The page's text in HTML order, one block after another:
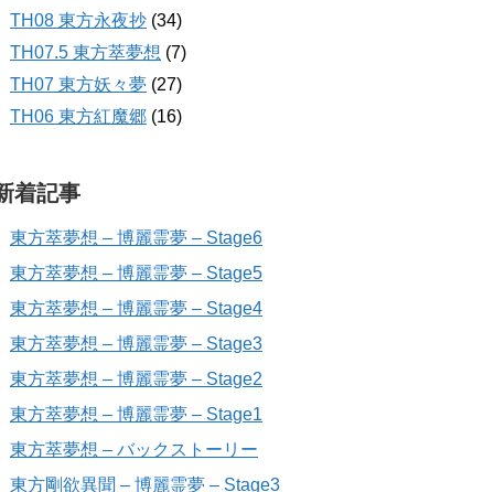
TH08 東方永夜抄 (34)
TH07.5 東方萃夢想 (7)
TH07 東方妖々夢 (27)
TH06 東方紅魔郷 (16)
着記事
東方萃夢想 – 博麗霊夢 – Stage6
東方萃夢想 – 博麗霊夢 – Stage5
東方萃夢想 – 博麗霊夢 – Stage4
東方萃夢想 – 博麗霊夢 – Stage3
東方萃夢想 – 博麗霊夢 – Stage2
東方萃夢想 – 博麗霊夢 – Stage1
東方萃夢想 – バックストーリー
東方剛欲異聞 – 博麗霊夢 – Stage3